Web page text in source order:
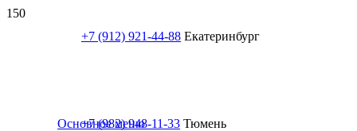
+7 (912) 921-44-88 Екатеринбург
+7 (982) 948-11-33 Тюмень
Основное меню